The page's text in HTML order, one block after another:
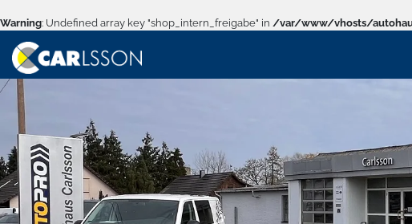
Warning: Undefined array key "shop_intern_freigabe" in /var/www/vhosts/